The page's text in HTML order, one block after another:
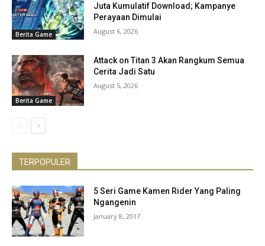
Berita Game
Juta Kumulatif Download; Kampanye
Perayaan Dimulai
August 6, 2026
Berita Game
Attack on Titan 3 Akan Rangkum Semua
Cerita Jadi Satu
August 5, 2026
TERPOPULER
5 Seri Game Kamen Rider Yang Paling
Ngangenin
January 8, 2017